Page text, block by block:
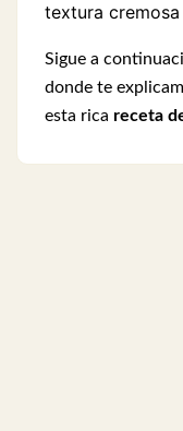
textura
Sigue a
donde te
esta rica receta